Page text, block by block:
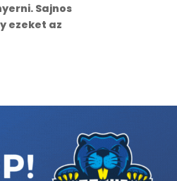
Sajnos
ezeket az